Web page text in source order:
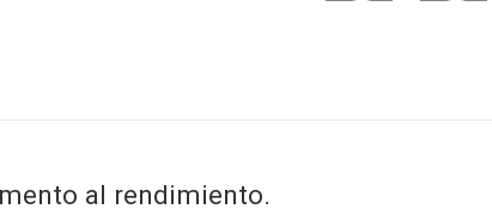
al rendimiento.